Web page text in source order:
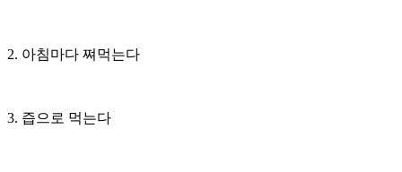
2. 아침마다 쪄먹는다
3. 즙으로 먹는다